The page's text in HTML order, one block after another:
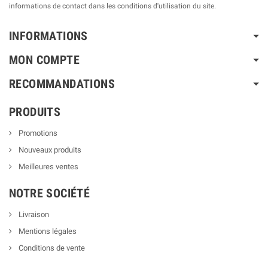
informations de contact dans les conditions d'utilisation du site.
INFORMATIONS
MON COMPTE
RECOMMANDATIONS
PRODUITS
Promotions
Nouveaux produits
Meilleures ventes
NOTRE SOCIÉTÉ
Livraison
Mentions légales
Conditions de vente